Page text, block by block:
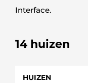
Interface.
14 huizen
HUIZEN